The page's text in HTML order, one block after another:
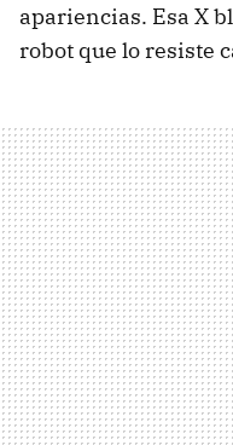
apariencias. Esa X
robot que lo resiste